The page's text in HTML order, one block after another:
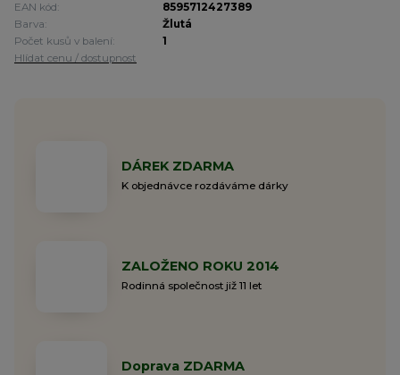
EAN kód:
8595712427389
Barva:
Žlutá
Počet kusů v balení:
1
Hlídat cenu / dostupnost
DÁREK ZDARMA
K objednávce rozdáváme dárky
ZALOŽENO ROKU 2014
Rodinná společnost již 11 let
Doprava ZDARMA